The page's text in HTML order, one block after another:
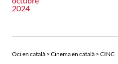
2024
Oci en català > Cinema en català > CINC